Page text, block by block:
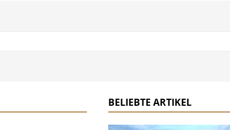
BELIEBTE ARTIKEL